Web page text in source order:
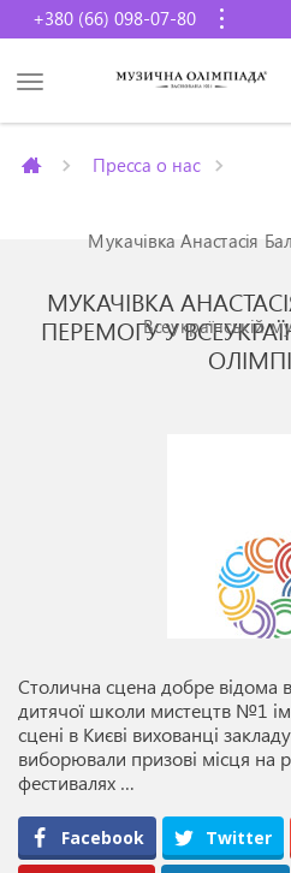
+380 (66) 098-07-80
Пресса о нас
Мукачівка Анастасія
Всеукраїнській
МУКАЧІВКА
ПЕРЕМОГУ У
Столична сцена добре відома
дитячої школи мистецтв №1
сцені в Києві вихованці
виборювали призові місця на
фестивалях …
Facebook Twitter